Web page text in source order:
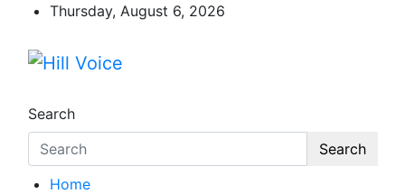
content
Thursday, August 6, 2026
Search
Search
Home